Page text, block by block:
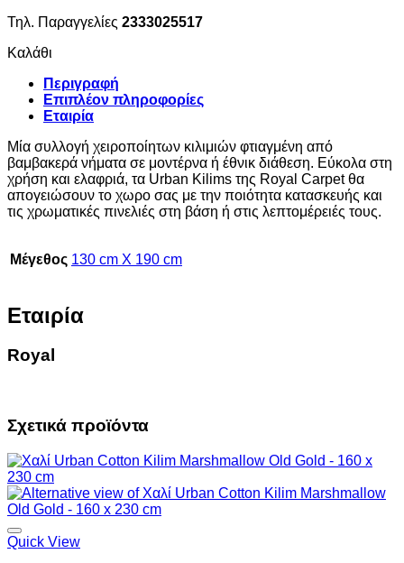
Τηλ. Παραγγελίες 2333025517
Καλάθι
Περιγραφή
Επιπλέον πληροφορίες
Εταιρία
Μία συλλογή χειροποίητων κιλιμιών φτιαγμένη από
βαμβακερά νήματα σε μοντέρνα ή έθνικ διάθεση. Εύκολα στη
χρήση και ελαφριά, τα Urban Kilims της Royal Carpet θα
απογειώσουν το χωρο σας με την ποιότητα κατασκευής και
τις χρωματικές πινελιές στη βάση ή στις λεπτομέρειές τους.
Μέγεθος 130 cm X 190 cm
Εταιρία
Royal
Σχετικά προϊόντα
Quick View